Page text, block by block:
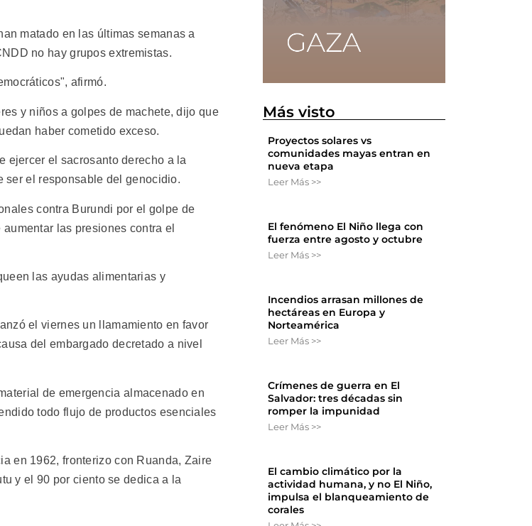
matado en las últimas semanas a
no hay grupos extremistas.
afirmó.
y niños a golpes de machete, dijo que
haber cometido exceso.
ejercer el sacrosanto derecho a la
ser el responsable del genocidio.
contra Burundi por el golpe de
las presiones contra el
las ayudas alimentarias y
el viernes un llamamiento en favor
del embargado decretado a nivel
de emergencia almacenado en
todo flujo de productos esenciales
en 1962, fronterizo con Ruanda, Zaire
y el 90 por ciento se dedica a la
Más visto
Proyectos solares vs
comunidades mayas entran en
nueva etapa
Leer Más >>
El fenómeno El Niño llega con
fuerza entre agosto y octubre
Leer Más >>
Incendios arrasan millones de
hectáreas en Europa y
Norteamérica
Leer Más >>
Crímenes de guerra en El
Salvador: tres décadas sin
romper la impunidad
Leer Más >>
El cambio climático por la
actividad humana, y no El Niño,
impulsa el blanqueamiento de
corales